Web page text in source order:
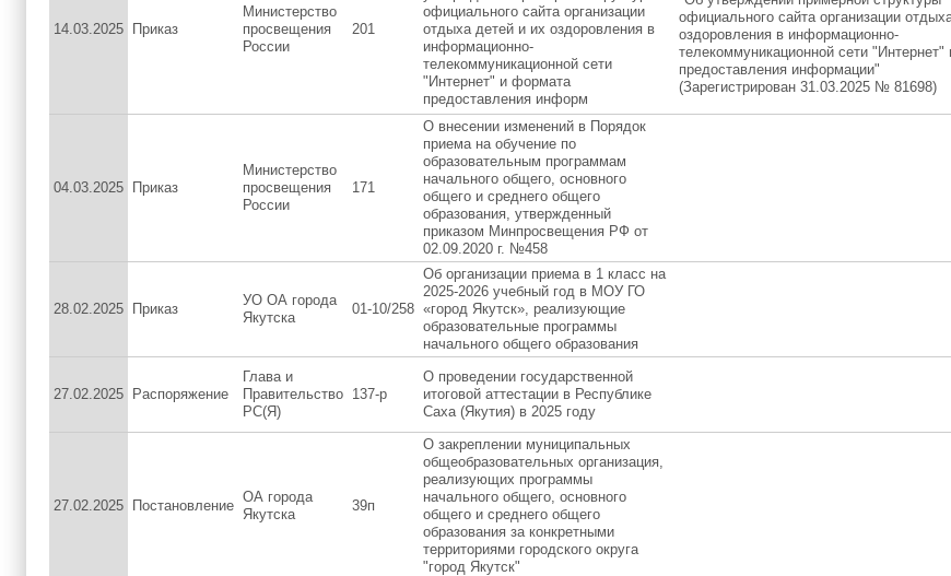
14.03.2025 Приказ
Министерство
просвещения
России
201
официального сайта организации
отдыха детей и их оздоровления в
информационно-
телекоммуникационной сети
"Интернет" и формата
предоставления информ
официального сайта организации
оздоровления в информационно-
телекоммуникационной сети
предоставления информации"
(Зарегистрирован 31.03.2025 № 81698)
04.03.2025 Приказ
Министерство
просвещения
России
171
О внесении изменений в Порядок
приема на обучение по
образовательным программам
начального общего, основного
общего и среднего общего
образования, утвержденный
приказом Минпросвещения РФ от
02.09.2020 г. №458
28.02.2025 Приказ
УО ОА города
Якутска
01-10/258
Об организации приема в 1 класс на
2025-2026 учебный год в МОУ ГО
«город Якутск», реализующие
образовательные программы
начального общего образования
27.02.2025 Распоряжение
Глава и
Правительство
РС(Я)
137-р
О проведении государственной
итоговой аттестации в Республике
Саха (Якутия) в 2025 году
27.02.2025 Постановление
ОА города
Якутска
39п
О закреплении муниципальных
общеобразовательных организация,
реализующих программы
начального общего, основного
общего и среднего общего
образования за конкретными
территориями городского округа
"город Якутск"